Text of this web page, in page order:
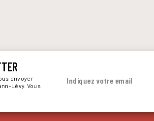
envoyer
Lévy. Vous
Indiquez votre email